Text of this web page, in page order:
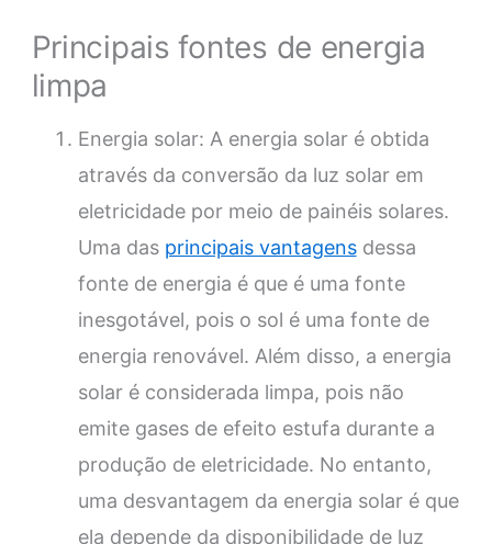
Principais fontes de energia
limpa
Energia solar: A energia solar é obtida
através da conversão da luz solar em
eletricidade por meio de painéis solares.
Uma das principais vantagensdessa
fonte de energia é que é uma fonte
inesgotável, pois o sol é uma fonte de
energia renovável. Além disso, a energia
solar é considerada limpa, pois não
emite gases de efeito estufa durante a
produção de eletricidade. No entanto,
uma desvantagem da energia solar é que
ela depende da disponibilidade de luz